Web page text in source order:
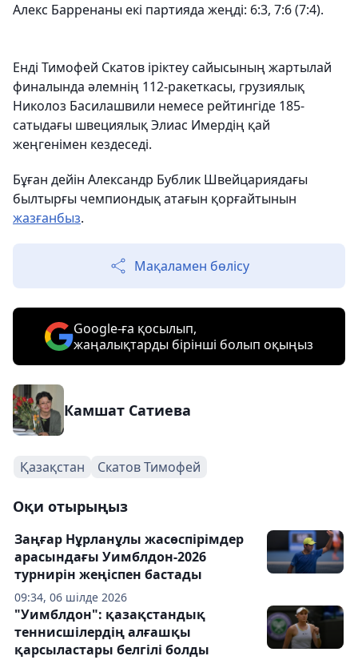
Алекс Барренаны екі партияда жеңді: 6:3, 7:6 (7:4).
Енді Тимофей Скатов іріктеу сайысының жартылай
финалында әлемнің 112-ракеткасы, грузиялық
Николоз Басилашвили немесе рейтингіде 185-
сатыдағы швециялық Элиас Имердің қай
жеңгенімен кездеседі.
Бұған дейін Александр Бублик Швейцариядағы
былтырғы чемпиондық атағын қорғайтынын
жазғанбыз.
Мақаламен бөлісу
Google-ға қосылып,
жаңалықтарды бірінші болып оқыңыз
Камшат Сатиева
Қазақстан Скатов Тимофей
Оқи отырыңыз
09:34, 06 шілде 2026
Заңғар Нұрланұлы жасөспірімдер
арасындағы Уимблдон-2026
турнирін жеңіспен бастады
"Уимблдон": қазақстандық
теннисшілердің алғашқы
қарсыластары белгілі болды